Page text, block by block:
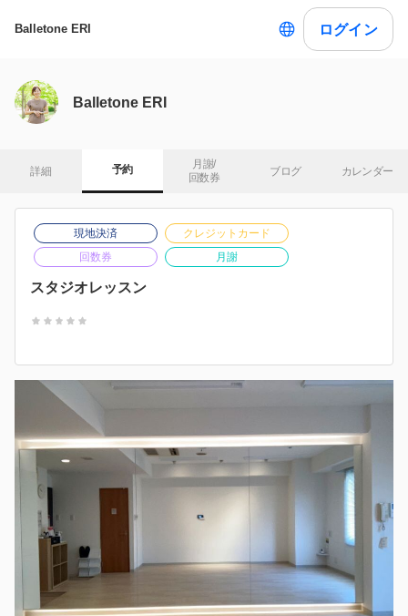
Balletone ERI ログイン
Balletone ERI
詳細 予約
月謝/
回数券
ブログ カレンダー
現地決済
クレジットカード
回数券
月謝
スタジオレッスン